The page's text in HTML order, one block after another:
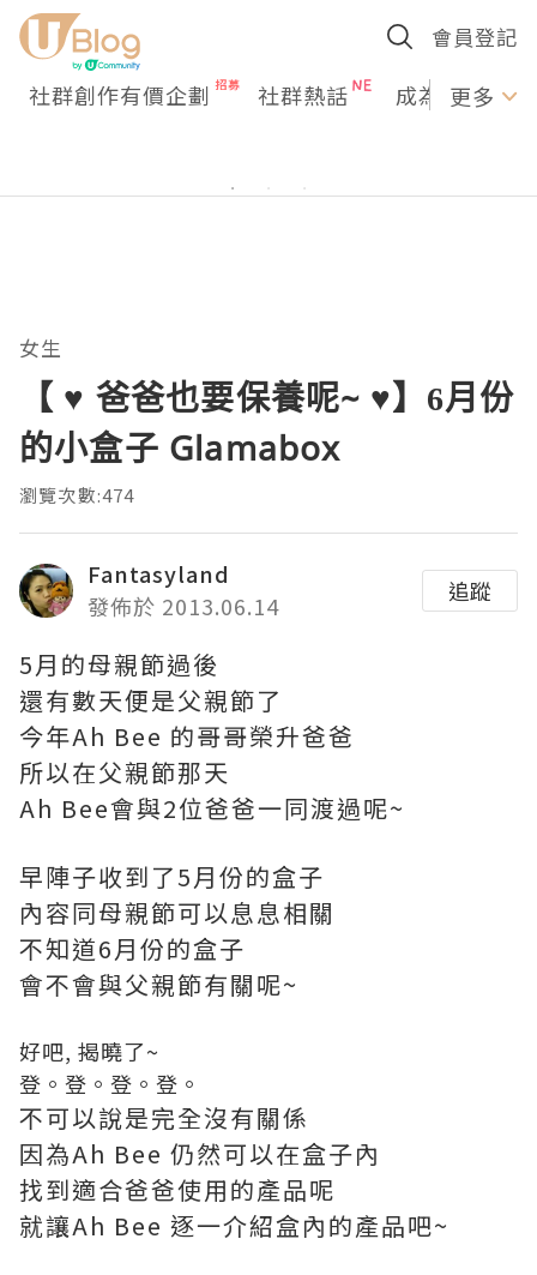
會員登記
社群創作有價企劃 社群熱話 成為U更多
女生
【 ♥ 爸爸也要保養呢~ ♥】6月份
的小盒子 Glamabox
瀏覽次數:474
Fantasyland
發佈於 2013.06.14
追蹤
5月的母親節過後
還有數天便是父親節了
今年Ah Bee 的哥哥榮升爸爸
所以在父親節那天
Ah Bee會與2位爸爸一同渡過呢~
早陣子收到了5月份的盒子
內容同母親節可以息息相關
不知道6月份的盒子
會不會與父親節有關呢~
好吧, 揭曉了~
登。登。登。登。
不可以說是完全沒有關係
因為Ah Bee 仍然可以在盒子內
找到適合爸爸使用的產品呢
就讓Ah Bee 逐一介紹盒內的產品吧~